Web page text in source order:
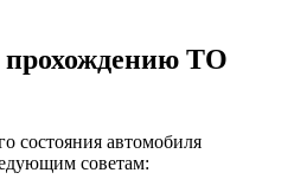
прохождению ТО
состояния автомобиля
советам: